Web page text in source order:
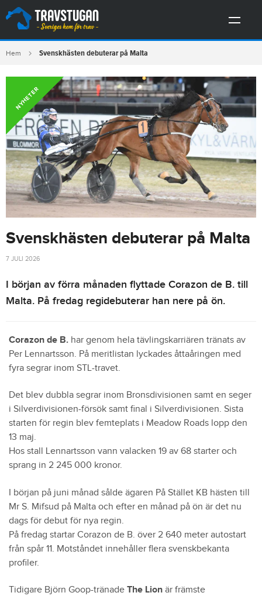
Hem Svenskhästen debuterar på Malta
NYHETER
Svenskhästen debuterar på Malta
7 JULI 2026
I början av förra månaden flyttade Corazon de B. till
Malta. På fredag regidebuterar han nere på ön.
Corazon de B. har genom hela tävlingskarriären tränats av
Per Lennartsson. På meritlistan lyckades åttaåringen med
fyra segrar inom STL-travet.
Det blev dubbla segrar inom Bronsdivisionen samt en seger
i Silverdivisionen-försök samt final i Silverdivisionen. Sista
starten för regin blev femteplats i Meadow Roads lopp den
13 maj.
Hos stall Lennartsson vann valacken 19 av 68 starter och
sprang in 2 245 000 kronor.
I början på juni månad sålde ägaren På Stället KB hästen till
Mr S. Mifsud på Malta och efter en månad på ön är det nu
dags för debut för nya regin.
På fredag startar Corazon de B. över 2 640 meter autostart
från spår 11. Motståndet innehåller flera svenskbekanta
profiler.
Tidigare Björn Goop-tränade The Lion är främste